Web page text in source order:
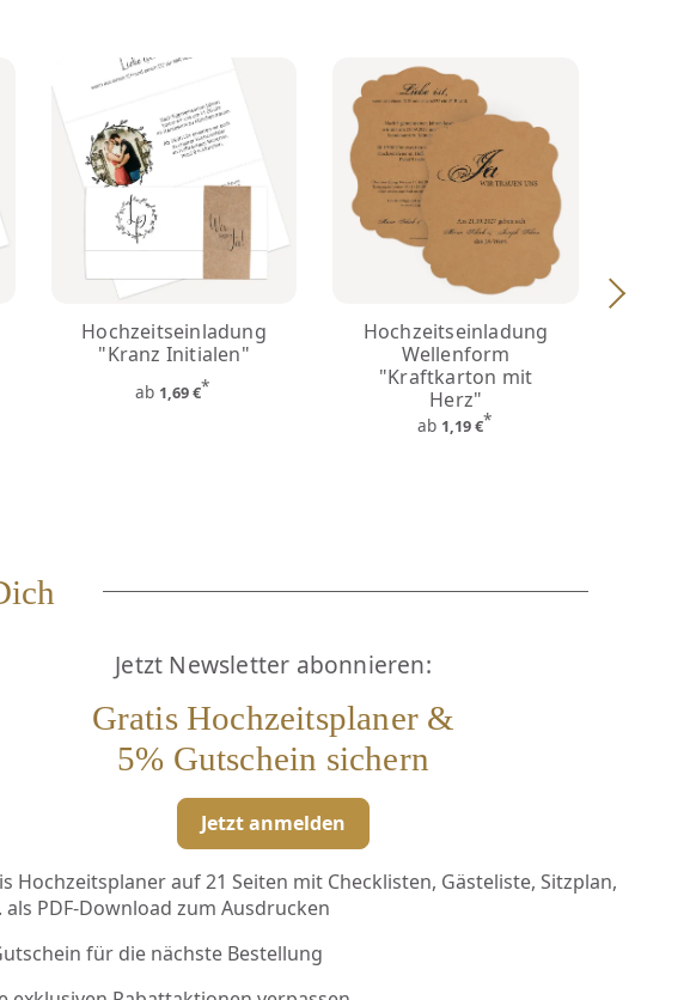
Hochzeitseinladung
"Kranz Initialen"
ab 1,69 €*
Hochzeitseinladung
Wellenform
"Kraftkarton mit
Herz"
ab 1,19 €*
Jetzt Newsletter abonnieren:
Gratis Hochzeitsplaner &
5% Gutschein sichern
Jetzt anmelden
Hochzeitsplaner auf 21 Seiten mit Checklisten, Gästeliste, Sitzplan,
als PDF-Download zum Ausdrucken
für die nächste Bestellung